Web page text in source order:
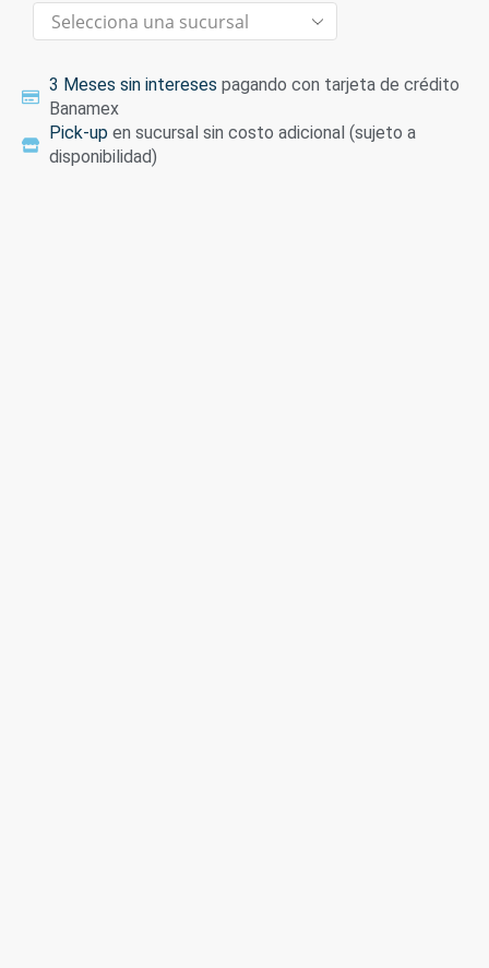
3 Meses sin intereses pagando con tarjeta de crédito
Banamex
Pick-up en sucursal sin costo adicional (sujeto a
disponibilidad)